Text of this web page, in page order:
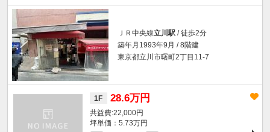
ＪＲ中央線立川駅 / 徒歩2分
築年月1993年9月 / 8階建
東京都立川市曙町2丁目11-7
1F 28.6万円
22,000円
坪単価：5.73万円